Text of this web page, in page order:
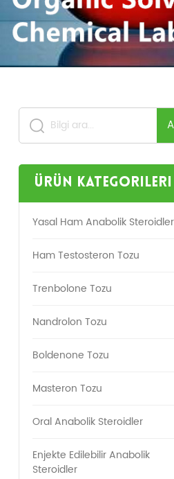
Ürün Kategorileri
Yasal Ham Anabolik Steroidler
Ham Testosteron Tozu
Trenbolone Tozu
Nandrolon Tozu
Boldenone Tozu
Masteron Tozu
Oral Anabolik Steroidler
Enjekte Edilebilir Anabolik
Steroidler